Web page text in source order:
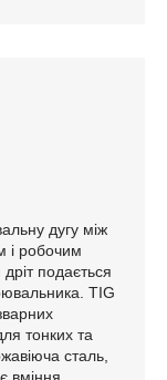
дугу між
і робочим
подається
TIG
тонких та
сталь,